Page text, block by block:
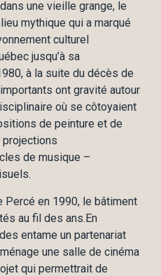
une vieille grange, le
mythique qui a marqué
culturel
jusqu’à sa
à la suite du décès de
ont gravité autour
où se côtoyaient
de peinture et de
projections
de musique –
Percé en 1990, le bâtiment
au fil des ans.En
entame un partenariat
une salle de cinéma
qui permettrait de